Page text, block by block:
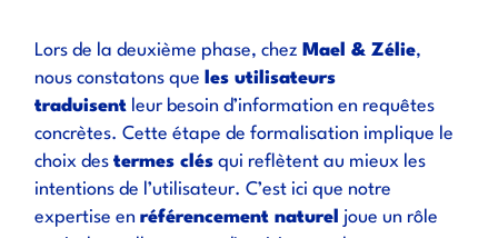
Lors de la deuxième phase, chez Mael & Zélie,
nous constatons que les utilisateurs
traduisent leur besoin d’information en requêtes
concrètes. Cette étape de formalisation implique le
choix destermes clés qui reflètent au mieux les
intentions de l’utilisateur. C’est ici que notre
expertise enréférencement naturel joue un rôle